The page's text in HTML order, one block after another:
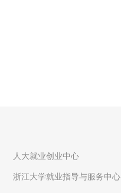
人大就业创业中心
浙江大学就业指导与服务中心